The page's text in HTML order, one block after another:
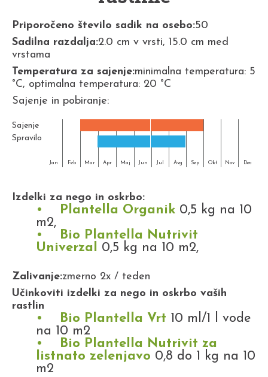
Priporočeno število sadik na osebo:50
Sadilna razdalja:2.0 cm v vrsti, 15.0 cm med
vrstama
Temperatura za sajenje:minimalna temperatura: 5
°C, optimalna temperatura: 20 °C
Sajenje in pobiranje:
Sajenje
Spravilo
Jan Feb Mar Apr Maj Jun Jul Avg Sep Okt Nov Dec
Izdelki za nego in oskrbo:
Plantella Organik 0,5 kg na 10
m2,
Bio Plantella Nutrivit
Univerzal 0,5 kg na 10 m2,
Zalivanje:zmerno 2x / teden
Učinkoviti izdelki za nego in oskrbo vaših
rastlin
Bio Plantella Vrt 10 ml/1 l vode
na 10 m2
Bio Plantella Nutrivit za
listnato zelenjavo 0,8 do 1 kg na 10
m2